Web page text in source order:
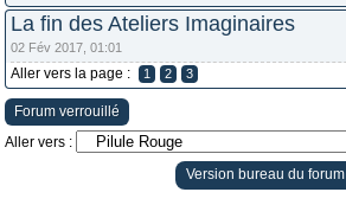
La fin des Ateliers Imaginaires
02 Fév 2017, 01:01
Aller vers la page : 1 2 3
Forum verrouillé
Aller vers :
Version bureau du forum